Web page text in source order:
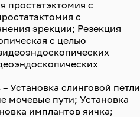
простатэктомия с
с
эрекции; Резекция
с целью
Установка слинговой петли
мочевые пути; Установка
имплантов яичка;